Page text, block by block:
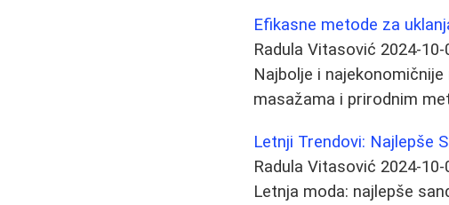
Efikasne metode za
Radula Vitasović 2024-10-
Najbolje i
masažama i prirodnim
Letnji Trendovi: Najlepše
Radula Vitasović 2024-10-
Letnja moda: najlepše